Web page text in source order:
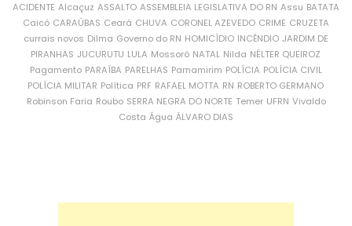
ACIDENTE Alcaçuz ASSALTO ASSEMBLEIA LEGISLATIVA DO RN Assu BATATA
Caicó CARAÚBAS Ceará CHUVA CORONEL AZEVEDO CRIME CRUZETA
currais novos Dilma Governo do RN HOMICÍDIO INCÊNDIO JARDIM DE
PIRANHAS JUCURUTU LULA Mossoró NATAL Nilda NÉLTER QUEIROZ
Pagamento PARAÍBA PARELHAS Parnamirim POLÍCIA POLÍCIA CIVIL
POLÍCIA MILITAR Política PRF RAFAEL MOTTA RN ROBERTO GERMANO
Robinson Faria Roubo SERRA NEGRA DO NORTE Temer UFRN Vivaldo
Costa Água ÁLVARO DIAS